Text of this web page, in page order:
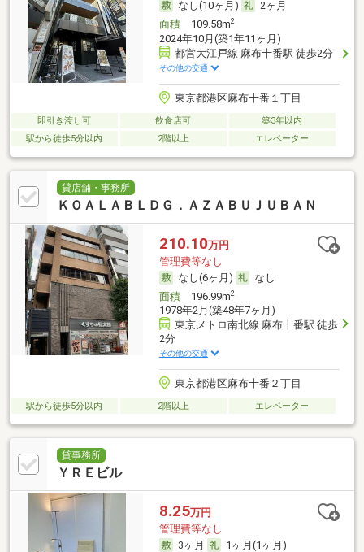
なし(10ヶ月)
2ヶ月
面積109.58m2
2024年10月(築1年11ヶ月)
都営大江戸線 麻布十番駅 徒歩2分
その他の交通
東京都港区麻布十番１丁目
即引き渡し可 飲食店可
築3年以内
駅から徒歩5分以内
2階以上 エレベーター
貸店舗・事務所
ＫＯＡＬＡＢＬＤＧ．ＡＺＡＢＵＪＵＢＡＮ
210.10万円
管理費等なし
なし(6ヶ月)
なし
面積196.99m2
1978年2月(築48年7ヶ月)
東京メトロ南北線 麻布十番駅 徒歩
2分
その他の交通
東京都港区麻布十番２丁目
駅から徒歩5分以内 2階以上 エレベーター
貸事務所
ＹＲＥビル
8.25万円
管理費等なし
3ヶ月
1ヶ月(1ヶ月)